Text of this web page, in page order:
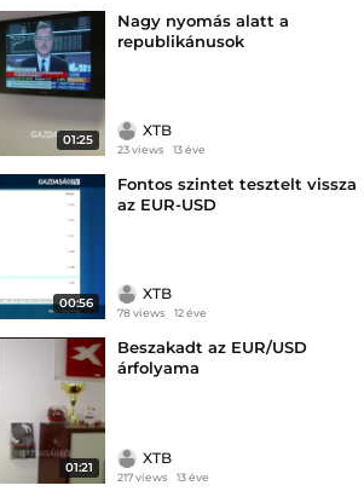
01:25
Nagy nyomás alatt a
republikánusok
XTB
23 views 13 éve
00:56
Fontos szintet tesztelt vissza
az EUR-USD
XTB
78 views 12 éve
01:21
Beszakadt az EUR/USD
árfolyama
XTB
217 views 13 éve